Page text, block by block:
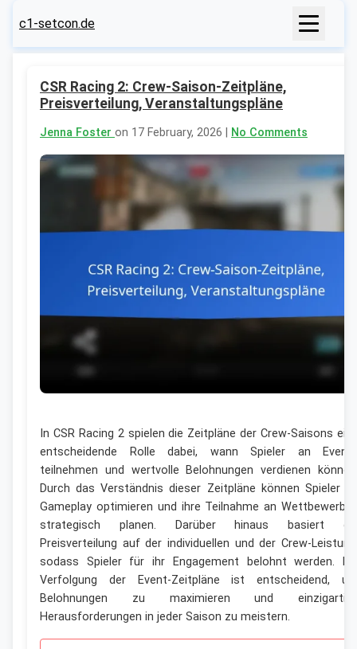
c1-setcon.de
CSR Racing 2: Crew-Saison-Zeitpläne,
Preisverteilung, Veranstaltungspläne
Jenna Foster on 17 February, 2026 | No Comments
In CSR Racing 2 spielen die Zeitpläne der Crew-Saisons
entscheidende Rolle dabei, wann Spieler an
teilnehmen und wertvolle Belohnungen verdienen
Durch das Verständnis dieser Zeitpläne können Spieler
Gameplay optimieren und ihre Teilnahme an
strategisch planen. Darüber hinaus basiert
Preisverteilung auf der individuellen und der Crew-
sodass Spieler für ihr Engagement belohnt werden.
Verfolgung der Event-Zeitpläne ist entscheidend,
Belohnungen zu maximieren und
Herausforderungen in jeder Saison zu meistern.